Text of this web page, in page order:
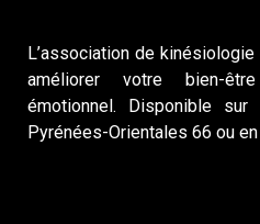
L’association de
améliorer votre bien-
émotionnel. Disponible
Pyrénées-Orientales 66 ou